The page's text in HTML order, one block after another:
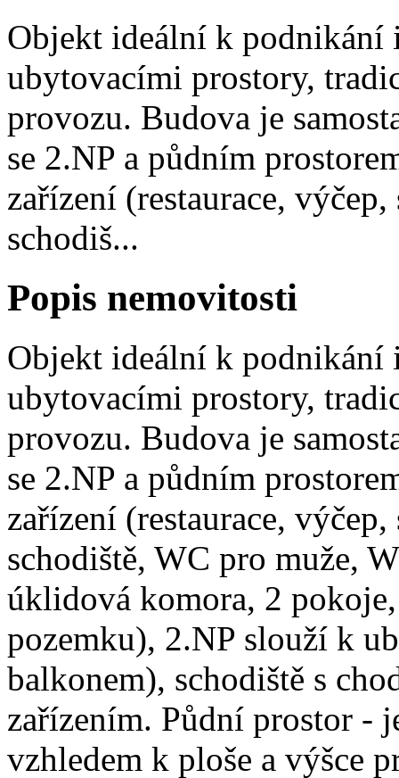
Objekt ideální k podnikání
ubytovacími prostory,
provozu. Budova je
se 2.NP a půdním
zařízení (restaurace,
schodiš...
Popis nemovitosti
Objekt ideální k podnikání
ubytovacími prostory,
provozu. Budova je
se 2.NP a půdním
zařízení (restaurace,
schodiště, WC pro muže,
úklidová komora, 2
pozemku), 2.NP slouží k
balkonem), schodiště s
zařízením. Půdní prostor -
vzhledem k ploše a výšce